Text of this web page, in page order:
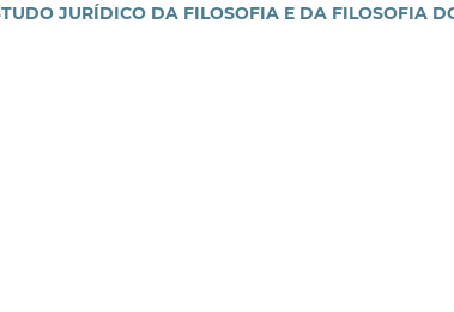
JURÍDICO DA FILOSOFIA E DA FILOSOFIA